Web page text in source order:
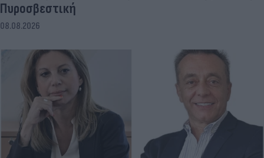
Πυροσβεστική
08.08.2026